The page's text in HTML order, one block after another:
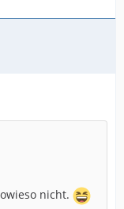
nicht.